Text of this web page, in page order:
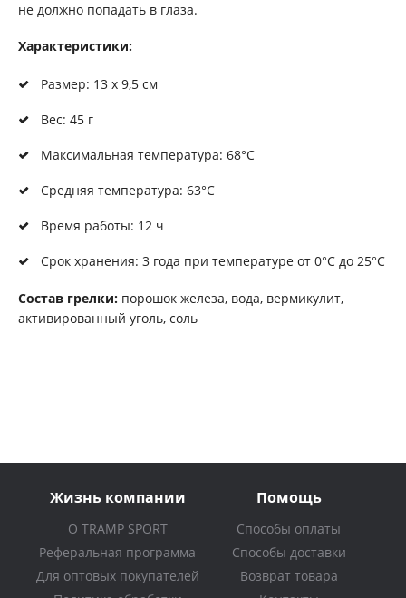
не должно попадать в глаза.
Характеристики:
Размер: 13 х 9,5 см
Вес: 45 г
Максимальная температура: 68°C
Средняя температура: 63°C
Время работы: 12 ч
Срок хранения: 3 года при температуре от 0°C до 25°C
Состав грелки: порошок железа, вода, вермикулит,
активированный уголь, соль
Жизнь компании
О TRAMP SPORT
Реферальная программа
Для оптовых покупателей
Помощь
Способы оплаты
Способы доставки
Возврат товара